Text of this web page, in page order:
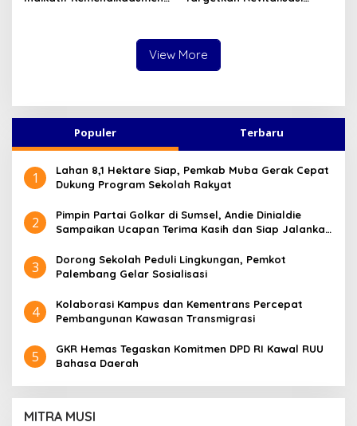
View More
Populer Terbaru
1
Lahan 8,1 Hektare Siap, Pemkab Muba Gerak Cepat
Dukung Program Sekolah Rakyat
2
Pimpin Partai Golkar di Sumsel, Andie Dinialdie
Sampaikan Ucapan Terima Kasih dan Siap Jalankan
3
Dorong Sekolah Peduli Lingkungan, Pemkot
Palembang Gelar Sosialisasi
4
Kolaborasi Kampus dan Kementrans Percepat
Pembangunan Kawasan Transmigrasi
5
GKR Hemas Tegaskan Komitmen DPD RI Kawal RUU
Bahasa Daerah
MITRA MUSI